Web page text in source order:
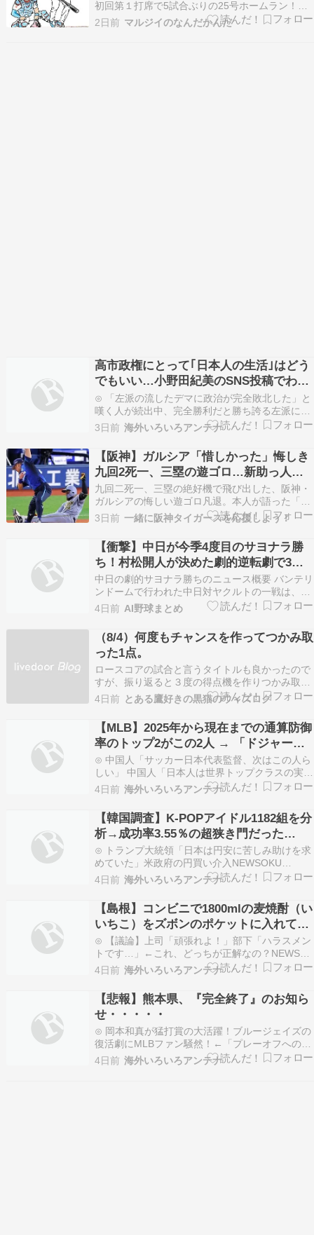
初回第１打席で5試合ぶりの25号ホームラン！
（打球速度約177.3㌔ 飛距離約114.6㍍ 打球角度
20度） ８回第５打席で26号ホームラン！ （打球
2日前 マルジイのなんだかんだ
高市政権にとって｢日本人の生活｣はどう
でもいい…小野田紀美のSNS投稿でわか
った｢外国人政策｣の本当の狙い
⊙ 「左派の流したデマに政治が完全敗北した」と
嘆く人が続出中、完全勝利だと勝ち誇る左派に対
して……U-1 NEWS.⊙ 難民支援団体所属の英国人
女性、アフガン難民に殺害されスーツケース内か
ら遺体で発見される…[海外の反応]海外報道翻訳
所⊙ 【海外の反応】南アのGK、ペナルティエ
リ…
3日前 海外いろいろアンテナ
【阪神】ガルシア「惜しかった」悔しき
九回2死一、三塁の遊ゴロ…新助っ人が
語った打席の真実と結果
九回二死一、三塁の絶好機で飛び出した、阪神・
ガルシアの悔しい遊ゴロ凡退。本人が語った「惜
しかった」一打の真実と、試合を分けた劇的な結
末を徹底解説します。オネルキ・ガルシア “阪神
ガルシア契約更新「来年はもっとチームの力
に」”. 日刊スポーツ. 2019年12月14日. 2019年…
3日前 一緒に阪神タイガースを応援しよう！
【衝撃】中日が今季4度目のサヨナラ勝
ち！村松開人が決めた劇的逆転劇で3位
へ猛追
中日の劇的サヨナラ勝ちのニュース概要 バンテリ
ンドームで行われた中日対ヤクルトの一戦は、中
日が今季4度目となるサヨナラ勝ちを収め、3位ヤ
クルトとのゲーム差を5に縮める貴重な勝利を挙
げました。 試合は1点を追う9回裏、5試合ぶりに
先発起用されたジェイソン・ボスラーがヤクルト
の守護神…
4日前 AI野球まとめ
（8/4）何度もチャンスを作ってつかみ取
った1点。
ロースコアの試合と言うタイトルも良かったので
すが、振り返ると３度の得点機を作りつかみ取っ
た１点でした。 初回は、２アウト１塁からライト
への２ベースで先制点とられたかと思いました
が、柳町があきらめずに内野へ送球。ホームへ進
塁しようとしてたレイエスを止めました。 ２・３
塁の場面、セカ…
4日前 とある鷹好きの黒猫のウィズログ
【MLB】2025年から現在までの通算防御
率のトップ2がこの2人 → 「ドジャース
は野球を壊している」「頼むからサラリ
ーキャップとフロアを設定してくれ」
⊙ 中国人「サッカー日本代表監督、次はこの人ら
しい」 中国人「日本人は世界トップクラスの実用
主義」「大金を積んで彼を引き抜こう」じゃぽに
か反応帳⊙ 【屈辱のプーチン】習近平に「値切ら
れ」「無視され」まるで主従関係…苦境深刻化の
ロシアが中国の属国になりつつある背景かたすみ
速報⊙ 【…
4日前 海外いろいろアンテナ
【韓国調査】K-POPアイドル1182組を分
析→成功率3.55％の超狭き門だった…
⊙ トランプ大統領「日本は円安に苦しみ助けを求
めていた」米政府の円買い介入NEWSOKU
BLOG（ニュー速ブログ）⊙ 【海外の反応】「日
本で何が起きているんだ…」大阪の反移民デモと
ジョーカー市議の過激発言に海外から批判殺到
Red4 海外の反応まとめ⊙ 外国人「日本人って結
局どの…
4日前 海外いろいろアンテナ
【島根】コンビニで1800mlの麦焼酎（い
いちこ）をズボンのポケットに入れて万
引き…54歳無職の男を逮捕 他の商品は会
計していた
⊙ 【議論】上司「頑張れよ！」部下「ハラスメン
トです…」←これ、どっちが正解なの？NEWSま
とめもりー｜2chまとめブログ⊙ 海外「叔母は資
産数十億なのに、ピザ代5ドルをアプリで請求し
てくる」金持ちがやってると思ってたことは全部
嘘だった…Ask Reddit まとめ⊙ 熊本県警、…
4日前 海外いろいろアンテナ
【悲報】熊本県、『完全終了』のお知ら
せ・・・・・
⊙ 岡本和真が猛打賞の大活躍！ブルージェイズの
復活劇にMLBファン騒然！←「プレーオフへの希
望が」（海外の反応）海外の反応スポーツ⊙ 韓
国・広川産ノリ 日本に輸出＝すしチェーンに供給
4日前 海外いろいろアンテナ